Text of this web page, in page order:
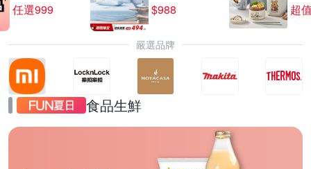
任選999
$988
超
嚴選品牌
食品生鮮